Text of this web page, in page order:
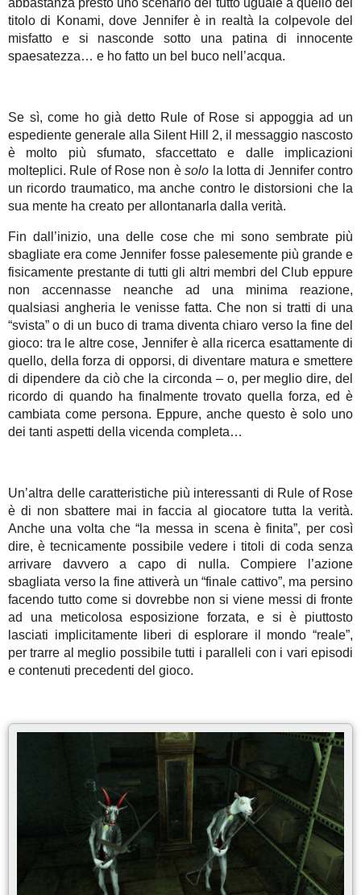
titolo di Konami, dove Jennifer è in realtà la colpevole del
misfatto e si nasconde sotto una patina di innocente
spaesatezza… e ho fatto un bel buco nell’acqua.
Se sì, come ho già detto Rule of Rose si appoggia ad un
espediente generale alla Silent Hill 2, il messaggio nascosto
è molto più sfumato, sfaccettato e dalle implicazioni
molteplici. Rule of Rose non èsolo la lotta di Jennifer contro
un ricordo traumatico, ma anche contro le distorsioni che la
sua mente ha creato per allontanarla dalla verità.
Fin dall’inizio, una delle cose che mi sono sembrate più
sbagliate era come Jennifer fosse palesemente più grande e
fisicamente prestante di tutti gli altri membri del Club eppure
non accennasse neanche ad una minima reazione,
qualsiasi angheria le venisse fatta. Che non si tratti di una
“svista” o di un buco di trama diventa chiaro verso la fine del
gioco: tra le altre cose, Jennifer è alla ricerca esattamente di
quello, della forza di opporsi, di diventare matura e smettere
di dipendere da ciò che la circonda – o, per meglio dire, del
ricordo di quando ha finalmente trovato quella forza, ed è
cambiata come persona. Eppure, anche questo è solo uno
dei tanti aspetti della vicenda completa…
Un’altra delle caratteristiche più interessanti di Rule of Rose
è di non sbattere mai in faccia al giocatore tutta la verità.
Anche una volta che “la messa in scena è finita”, per così
dire, è tecnicamente possibile vedere i titoli di coda senza
arrivare davvero a capo di nulla. Compiere l’azione
sbagliata verso la fine attiverà un “finale cattivo”, ma persino
facendo tutto come si dovrebbe non si viene messi di fronte
ad una meticolosa esposizione forzata, e si è piuttosto
lasciati implicitamente liberi di esplorare il mondo “reale”,
per trarre al meglio possibile tutti i paralleli con i vari episodi
e contenuti precedenti del gioco.